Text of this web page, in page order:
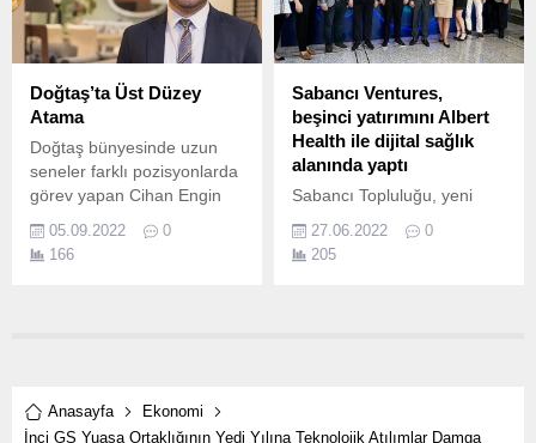
Avrupa Yeşil Mutabakatının
gündemde olması ve
Türkiye tarafından Yeşil
Mutabakat Eylem Planı'nın
hazırlanmasının ardından
üretim, tüketim ve geri...
Doğtaş’ta Üst Düzey
Atama
Doğtaş bünyesinde uzun
seneler farklı pozisyonlarda
görev yapan Cihan Engin
Pazarlama Direktörü’
pozisyonuna atandı.
05.09.2022
0
166
Sabancı Ventures,
beşinci yatırımını Albert
Health ile dijital sağlık
alanında yaptı
Sabancı Topluluğu, yeni
büyüme stratejisi
kapsamında, Sabancı
27.06.2022
0
205
Anasayfa
Ekonomi
İnci GS Yuasa Ortaklığının Yedi Yılına Teknolojik Atılımlar Damga